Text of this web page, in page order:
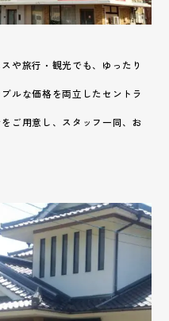
や旅行・観光でも、ゆったり
ルな価格を両立したセントラ
ご用意し、スタッフ一同、お